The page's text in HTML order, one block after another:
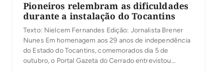
Pioneiros relembram as dificuldades
durante a instalação do Tocantins
Texto: Nielcem Fernandes Edição: Jornalista Brener
Nunes Em homenagem aos 29 anos de independência
do Estado do Tocantins, comemorados dia 5 de
outubro, o Portal Gazeta do Cerrado entrevistou